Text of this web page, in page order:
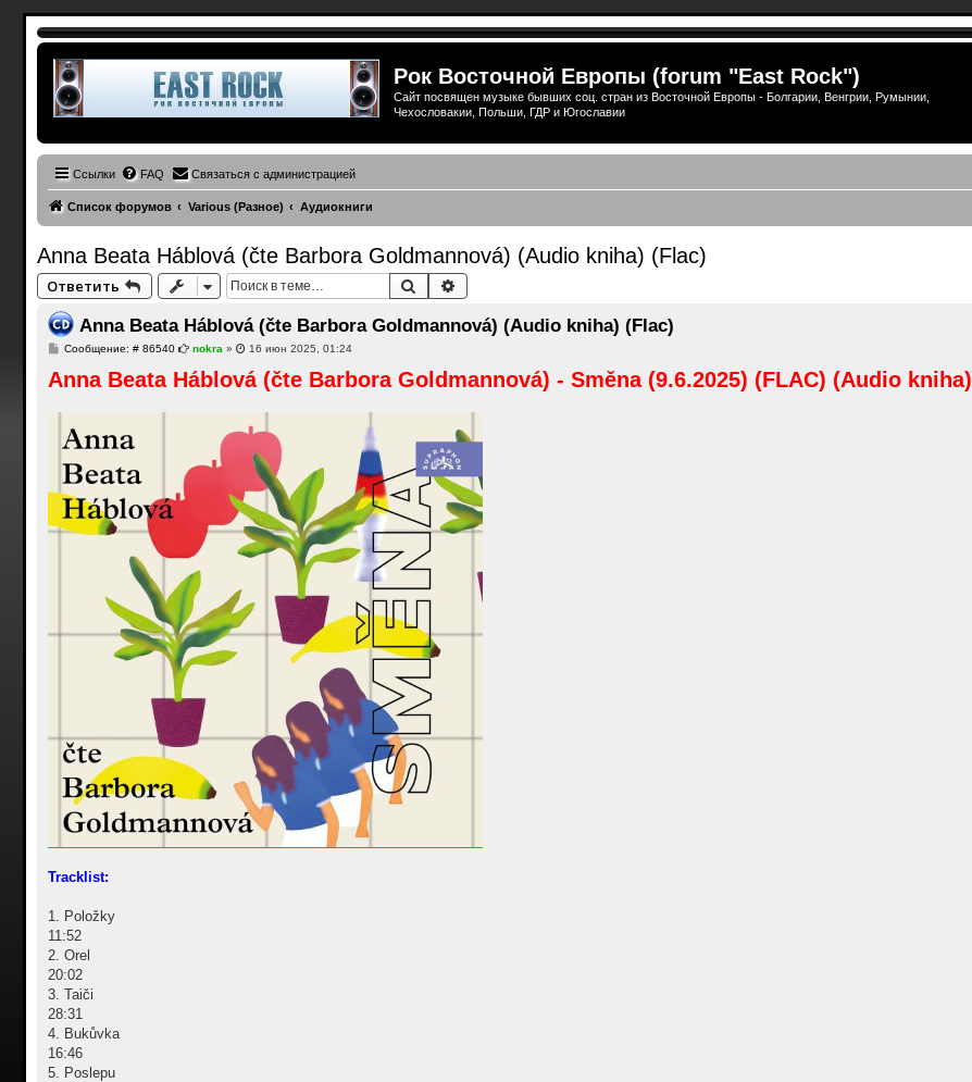
Рок Восточной Европы (forum "East Rock")
Сайт посвящен музыке бывших соц. стран из Восточной Европы - Болгарии, Венгрии, Румынии,
Чехословакии, Польши, ГДР и Югославии
Ссылки FAQ Связаться с администрацией
Список форумов Various (Разное) Аудиокниги
Anna Beata Háblová (čte Barbora Goldmannová) (Audio kniha) (Flac)
Ответить Поиск
Anna Beata Háblová (čte Barbora Goldmannová) (Audio kniha) (Flac)
Сообщение: # 86540С
о
б
nokra » 16 июн 2025, 01:24
Anna Beata Háblová (čte Barbora Goldmannová) - Směna (9.6.2025) (FLAC) (Audio kniha)
Tracklist:
1. Položky
11:52
2. Orel
20:02
3. Taiči
28:31
4. Bukůvka
16:46
5. Poslepu